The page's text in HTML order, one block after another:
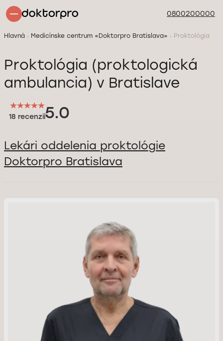
0800200000
Hlavná Medicínske centrum «Doktorpro Bratislava» Proktológia
Proktológia (proktologická
ambulancia) v Bratislave
18 recenzií5.0
Lekári oddelenia proktológie
Doktorpro Bratislava